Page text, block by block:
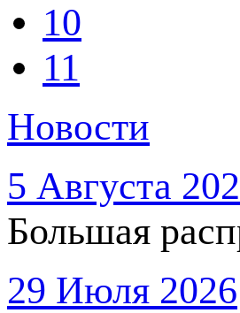
10
11
Новости
5 Августа
Большая
29 Июля 2026